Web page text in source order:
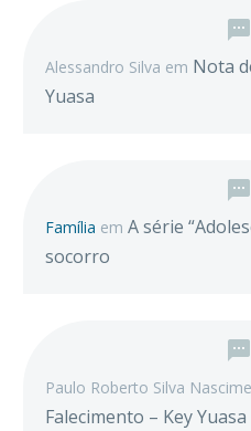
Alessandro Silva em Nota
Yuasa
Família em A série
socorro
Paulo Roberto Silva
Falecimento – Key Yuasa